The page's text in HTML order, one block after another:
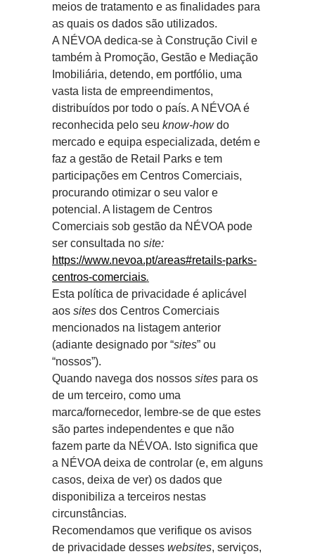
meios de tratamento e as finalidades para
as quais os dados são utilizados.
A NÉVOA dedica-se à Construção Civil e
também à Promoção, Gestão e Mediação
Imobiliária, detendo, em portfólio, uma
vasta lista de empreendimentos,
distribuídos por todo o país. A NÉVOA é
reconhecida pelo seu know-howdo
mercado e equipa especializada, detém e
faz a gestão de Retail Parks e tem
participações em Centros Comerciais,
procurando otimizar o seu valor e
potencial. A listagem de Centros
Comerciais sob gestão da NÉVOA pode
ser consultada no site:
https://www.nevoa.pt/areas#retails-parks-
centros-comerciais.
Esta política de privacidade é aplicável
aos sites dos Centros Comerciais
mencionados na listagem anterior
(adiante designado por “sites” ou
“nossos”).
Quando navega dos nossos sites para os
de um terceiro, como uma
marca/fornecedor, lembre-se de que estes
são partes independentes e que não
fazem parte da NÉVOA. Isto significa que
a NÉVOA deixa de controlar (e, em alguns
casos, deixa de ver) os dados que
disponibiliza a terceiros nestas
circunstâncias.
Recomendamos que verifique os avisos
de privacidade desses websites, serviços,